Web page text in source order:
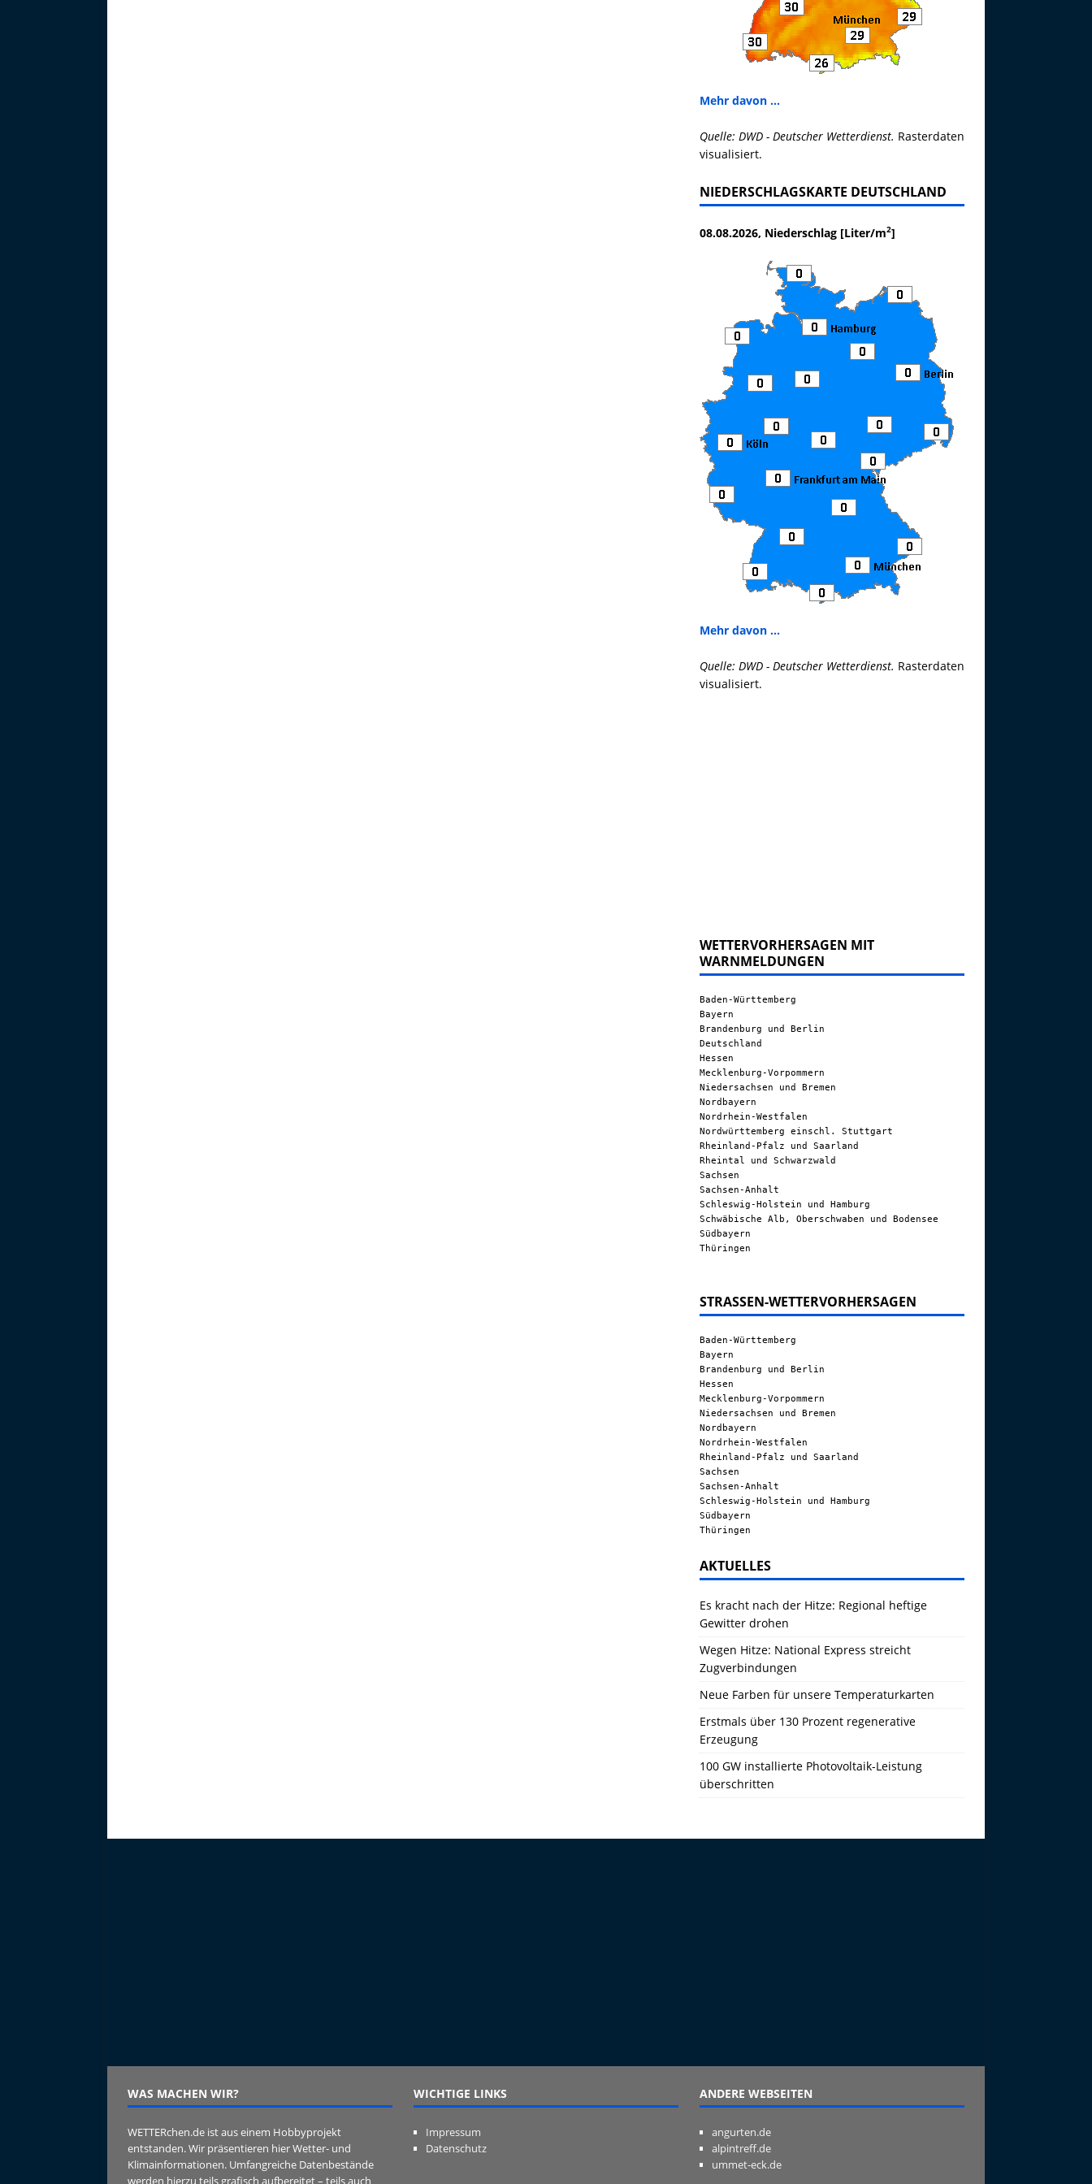
Mehr davon ...
Quelle: DWD - Deutscher Wetterdienst. Rasterdaten
visualisiert.
NIEDERSCHLAGSKARTE DEUTSCHLAND
08.08.2026, Niederschlag [Liter/m2]
Mehr davon ...
Quelle: DWD - Deutscher Wetterdienst. Rasterdaten
visualisiert.
WETTERVORHERSAGEN MIT
WARNMELDUNGEN
Baden-Württemberg
Bayern
Brandenburg und Berlin
Deutschland
Hessen
Mecklenburg-Vorpommern
Niedersachsen und Bremen
Nordbayern
Nordrhein-Westfalen
Nordwürttemberg einschl. Stuttgart
Rheinland-Pfalz und Saarland
Rheintal und Schwarzwald
Sachsen
Sachsen-Anhalt
Schleswig-Holstein und Hamburg
Schwäbische Alb, Oberschwaben und Bodensee
Südbayern
Thüringen
STRASSEN-WETTERVORHERSAGEN
Baden-Württemberg
Bayern
Brandenburg und Berlin
Hessen
Mecklenburg-Vorpommern
Niedersachsen und Bremen
Nordbayern
Nordrhein-Westfalen
Rheinland-Pfalz und Saarland
Sachsen
Sachsen-Anhalt
Schleswig-Holstein und Hamburg
Südbayern
Thüringen
AKTUELLES
Es kracht nach der Hitze: Regional heftige
Gewitter drohen
Wegen Hitze: National Express streicht
Zugverbindungen
Neue Farben für unsere Temperaturkarten
Erstmals über 130 Prozent regenerative
Erzeugung
100 GW installierte Photovoltaik-Leistung
überschritten
WAS MACHEN WIR?
WETTERchen.de ist aus einem Hobbyprojekt
entstanden. Wir präsentieren hier Wetter- und
Klimainformationen. Umfangreiche Datenbestände
werden hierzu teils grafisch aufbereitet – teils auch
WICHTIGE LINKS
Impressum
Datenschutz
ANDERE WEBSEITEN
angurten.de
alpintreff.de
ummet-eck.de